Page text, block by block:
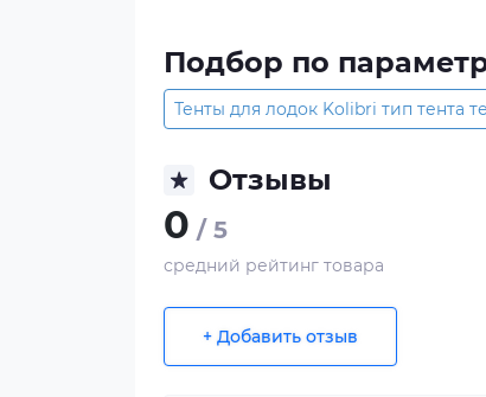
Подбор по
Тенты для лодок Kolibri тип тента
Отзывы
0 / 5
средний рейтинг товара
+ Добавить отзыв